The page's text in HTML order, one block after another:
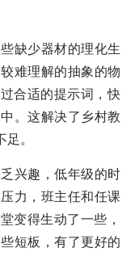
缺少器材的理化生
难理解的抽象的物
合适的提示词，快
。这解决了乡村教
。
兴趣，低年级的时
力，班主任和任课
变得生动了一些，
短板，有了更好的